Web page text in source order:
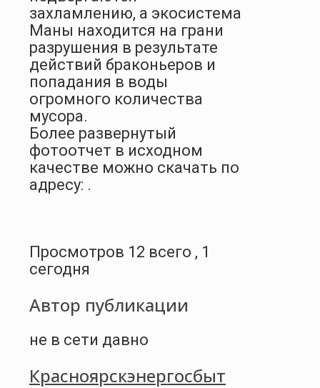
захламлению, а экосистема
Маны находится на грани
разрушения в результате
действий браконьеров и
попадания в воды
огромного количества
мусора.
Более развернутый
фотоотчет в исходном
качестве можно скачать по
адресу: .
Просмотров 12 всего , 1
сегодня
Автор публикации
не в сети давно
Красноярскэнергосбыт